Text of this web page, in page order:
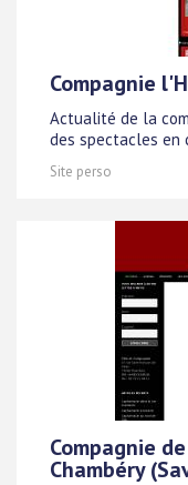
Compagnie
Actualité de la
des spectacles en
Site perso
Compagnie
Chambéry